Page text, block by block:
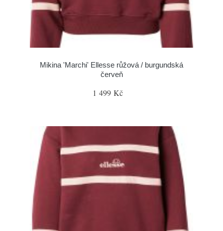
Mikina 'Marchi' Ellesse růžová / burgundská
červeň
1 499 Kč